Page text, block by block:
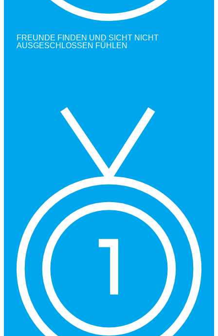
FREUNDE FINDEN UND SICHT NICHT
AUSGESCHLOSSEN FÜHLEN